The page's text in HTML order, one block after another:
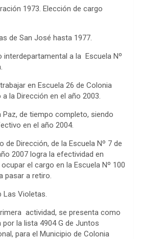
1973. Elección de cargo
de San José hasta 1977.
interdepartamental a la Escuela Nº
en Escuela 26 de Colonia
la Dirección en el año 2003.
Paz, de tiempo completo, siendo
en el año 2004.
de Dirección, de la Escuela Nº 7 de
2007 logra la efectividad en
el cargo en la Escuela Nº 100
pasar a retiro.
Las Violetas.
actividad, se presenta como
la lista 4904 G de Juntos
para el Municipio de Colonia